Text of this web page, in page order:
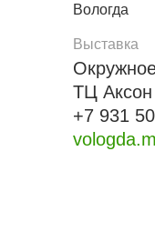
Вологда
Выставка
ТЦ Аксон
+7 931